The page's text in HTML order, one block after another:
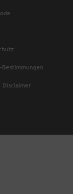
Bestimmungen
Disclaimer